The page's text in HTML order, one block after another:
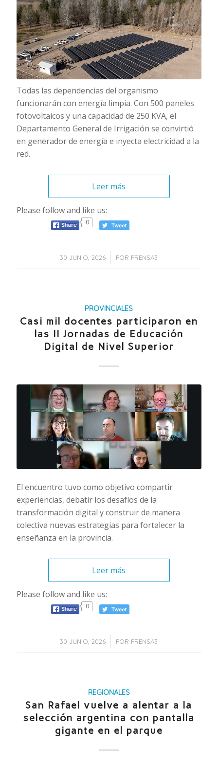
Todas las dependencias del organismo
funcionarán con energía limpia. Con 500 paneles
fotovoltaicos y una capacidad de 250 KVA, el
Departamento General de Irrigación se convirtió
en generador de energía e inyecta electricidad a la
red.
Leer más
Please follow and like us:
0
30 JUNIO, 2026
/ POR PRENSA3
PROVINCIALES
Casi mil docentes participaron en
las II Jornadas de Educación
Digital de Nivel Superior
El encuentro tuvo como objetivo compartir
experiencias, debatir los desafíos de la
transformación digital y construir de manera
colectiva nuevas estrategias para fortalecer la
enseñanza en la provincia.
Leer más
Please follow and like us:
0
30 JUNIO, 2026
/ POR PRENSA3
REGIONALES
San Rafael vuelve a alentar a la
selección argentina con pantalla
gigante en el parque